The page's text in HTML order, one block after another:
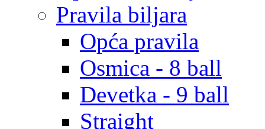
Pravila biljara
Opća pravila
Osmica - 8 ball
Devetka - 9 ball
Straight